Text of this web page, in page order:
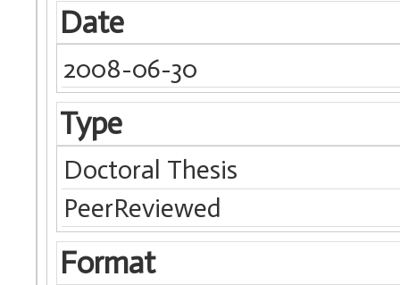
Date
2008-06-30
Type
Doctoral Thesis
PeerReviewed
Format